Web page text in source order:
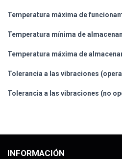
Temperatura máxima de
Temperatura mínima de
Temperatura máxima de
Tolerancia a las vibraciones
Tolerancia a las vibraciones (no
INFORMACIÓN